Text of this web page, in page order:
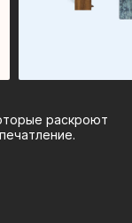
раскроют